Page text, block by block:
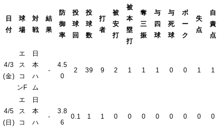
日
付
球
場
対
戦
結
果
防
御
率
投
球
回
投
球
数
打
者
被
安
打
被
本
塁
打
奪
三
振
与
四
球
与
死
球
ボ
ー
ク
失
点
自
責
点
4/3
(金)
エ
ス
コ
ンF
日
本
ハ
ム
-
4.5
0
2 39 9 2 1 1 1 0 0 1 1
4/5
(日)
エ
ス
コ
日
本
ハ
-
3.8
6
0.1 1 1 0 0 0 0 0 0 0 0